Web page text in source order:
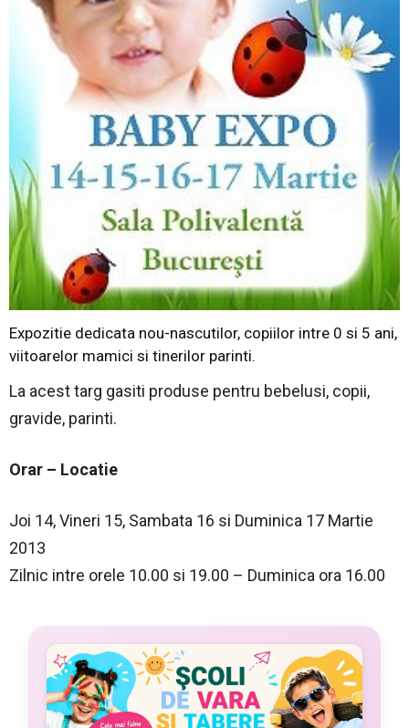
Expozitie dedicata nou-nascutilor, copiilor intre 0 si 5 ani,
viitoarelor mamici si tinerilor parinti.
La acest targ gasiti produse pentru bebelusi, copii,
gravide, parinti.
Orar – Locatie
Joi 14, Vineri 15, Sambata 16 si Duminica 17 Martie
2013
Zilnic intre orele 10.00 si 19.00 – Duminica ora 16.00